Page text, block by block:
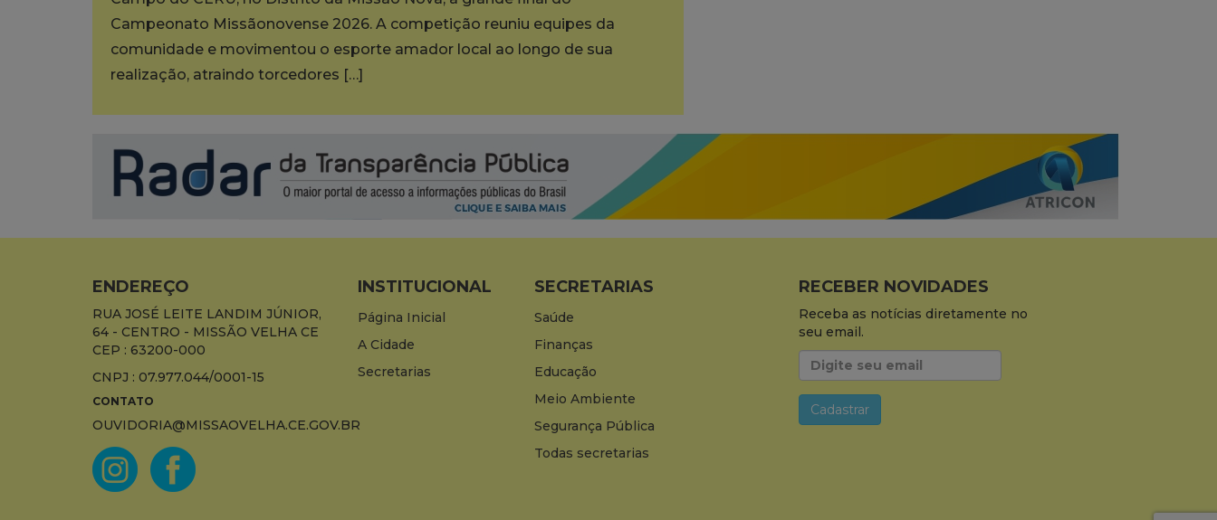
Campeonato Missãonovense 2026. A competição reuniu equipes da
comunidade e movimentou o esporte amador local ao longo de sua
realização, atraindo torcedores […]
ENDEREÇO
RUA JOSÉ LEITE LANDIM JÚNIOR,
64 - CENTRO - MISSÃO VELHA CE
CEP : 63200-000
CNPJ : 07.977.044/0001-15
CONTATO
OUVIDORIA@MISSAOVELHA.CE.GOV.BR
INSTITUCIONAL
Página Inicial
A Cidade
Secretarias
SECRETARIAS
Saúde
Finanças
Educação
Meio Ambiente
Segurança Pública
Todas secretarias
RECEBER NOVIDADES
Receba as notícias diretamente no
seu email.